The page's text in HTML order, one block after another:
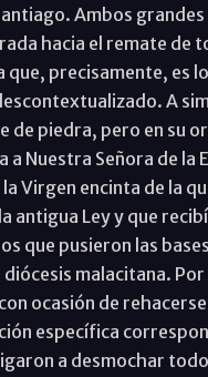
Ambos
hacia el remate de
que, precisamente, es
A
de piedra, pero en su
a Nuestra Señora de la
la Virgen encinta de la
antigua Ley y que
que pusieron las
diócesis malacitana. Por
ocasión de
específica
a desmochar